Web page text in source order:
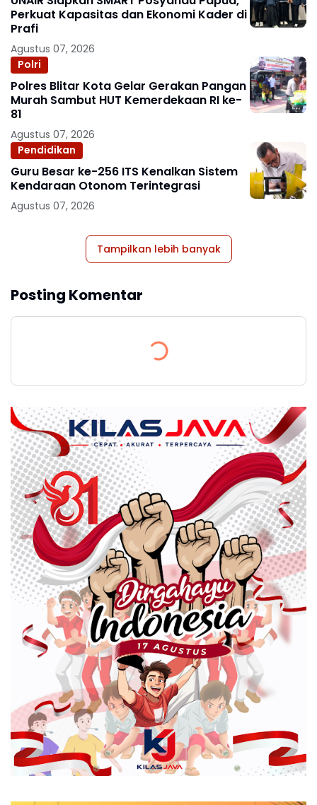
Perkuat Kapasitas dan Ekonomi Kader di
Prafi
Agustus 07, 2026
Polri
Polres Blitar Kota Gelar Gerakan Pangan
Murah Sambut HUT Kemerdekaan RI ke-
81
Agustus 07, 2026
Pendidikan
Guru Besar ke-256 ITS Kenalkan Sistem
Kendaraan Otonom Terintegrasi
Agustus 07, 2026
Tampilkan lebih banyak
Posting Komentar